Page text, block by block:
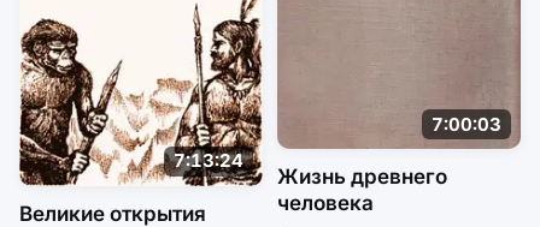
7:13:24
Великие открытия
7:00:03
Жизнь древнего
человека